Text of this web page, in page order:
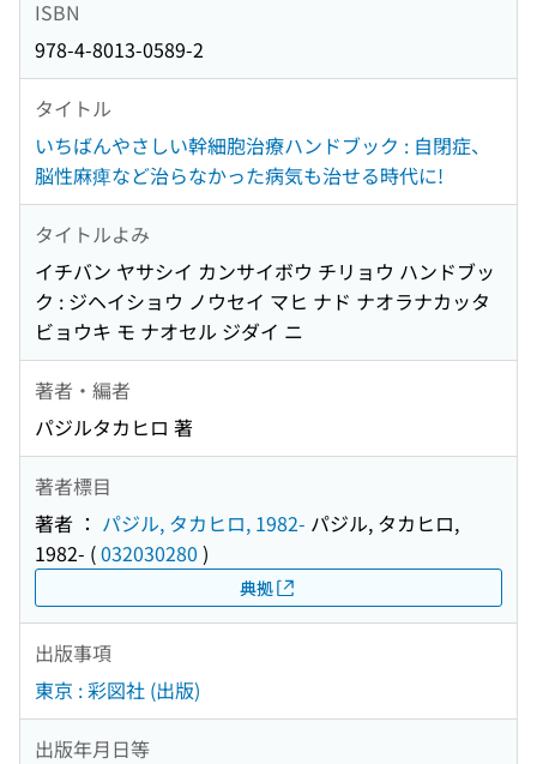
ISBN
978-4-8013-0589-2
タイトル
いちばんやさしい幹細胞治療ハンドブック : 自閉症、
脳性麻痺など治らなかった病気も治せる時代に!
タイトルよみ
イチバン ヤサシイ カンサイボウ チリョウ ハンドブッ
ク : ジヘイショウ ノウセイ マヒ ナド ナオラナカッタ
ビョウキ モ ナオセル ジダイ ニ
著者・編者
パジルタカヒロ 著
著者標目
著者 ： パジル, タカヒロ, 1982- パジル, タカヒロ,
1982- (032030280 )
典拠
出版事項
東京 : 彩図社 (出版)
出版年月日等